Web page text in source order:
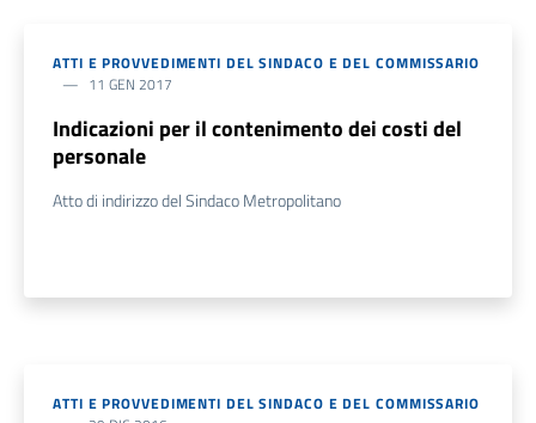
ATTI E PROVVEDIMENTI DEL SINDACO E DEL COMMISSARIO
11 GEN 2017
Indicazioni per il contenimento dei costi del
personale
Atto di indirizzo del Sindaco Metropolitano
ATTI E PROVVEDIMENTI DEL SINDACO E DEL COMMISSARIO